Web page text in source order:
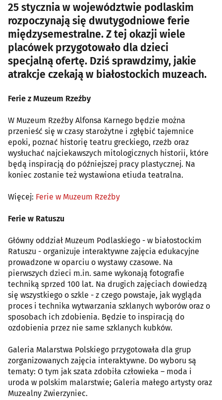
25 stycznia w województwie podlaskim
rozpoczynają się dwutygodniowe ferie
międzysemestralne. Z tej okazji wiele
placówek przygotowało dla dzieci
specjalną ofertę. Dziś sprawdzimy, jakie
atrakcje czekają w białostockich muzeach.
Ferie z Muzeum Rzeźby
W Muzeum Rzeźby Alfonsa Karnego będzie można
przenieść się w czasy starożytne i zgłębić tajemnice
epoki, poznać historię teatru greckiego, rzeźb oraz
wysłuchać najciekawszych mitologicznych historii, które
będą inspiracją do późniejszej pracy plastycznej. Na
koniec zostanie też wystawiona etiuda teatralna.
Więcej: Ferie w Muzeum Rzeźby
Ferie w Ratuszu
Główny oddział Muzeum Podlaskiego - w białostockim
Ratuszu - organizuje interaktywne zajęcia edukacyjne
prowadzone w oparciu o wystawy czasowe. Na
pierwszych dzieci m.in. same wykonają fotografie
techniką sprzed 100 lat. Na drugich zajęciach dowiedzą
się wszystkiego o szkle - z czego powstaje, jak wygląda
proces i technika wytwarzania szklanych wyborów oraz o
sposobach ich zdobienia. Będzie to inspiracją do
ozdobienia przez nie same szklanych kubków.
Galeria Malarstwa Polskiego przygotowała dla grup
zorganizowanych zajęcia interaktywne. Do wyboru są
tematy: O tym jak szata zdobiła człowieka – moda i
uroda w polskim malarstwie; Galeria małego artysty oraz
Muzealny Zwierzyniec.